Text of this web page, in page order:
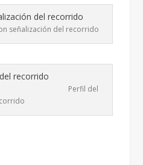
del recorrido
del